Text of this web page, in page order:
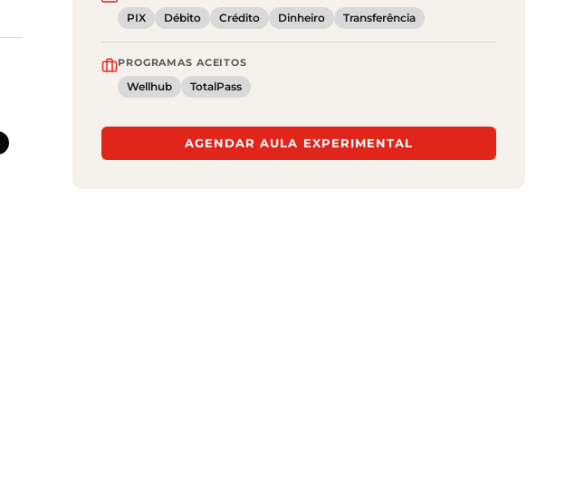
PIX Débito Crédito Dinheiro Transferência
PROGRAMAS ACEITOS
Wellhub TotalPass
AGENDAR AULA EXPERIMENTAL